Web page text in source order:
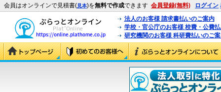
会員はオンラインで見積書(見本)を無料で作成できます 会員登録(無料) ログイン
法人のお客様 請求書払いのご案内
学校・官公庁のお客様 校費・公費
研究機関のお客様 科研費払いのご